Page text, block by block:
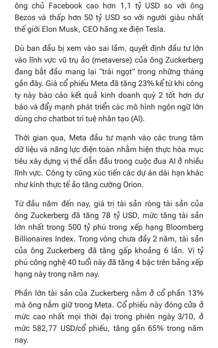
ông chủ Facebook cao hơn 1,1 tỷ USD so với ông
Bezos và thấp hơn 50 tỷ USD so với người giàu nhất
thế giới Elon Musk, CEO hãng xe điện Tesla.
Dù ban đầu bị xem vào sai lầm, quyết định đầu tư lớn
vào lĩnh vực vũ trụ ảo (metaverse) của ông Zuckerberg
đang bắt đầu mang lại “trái ngọt” trong những tháng
gần đây. Giá cổ phiếu Meta đã tăng 23% kể từ khi công
ty này báo cáo kết quả kinh doanh quý 2 tốt hơn dự
báo và đẩy mạnh phát triển các mô hình ngôn ngữ lớn
dùng cho chatbot trí tuệ nhân tạo (AI).
Thời gian qua, Meta đầu tư mạnh vào các trung tâm
dữ liệu và năng lực điện toán nhằm hiện thực hóa mục
tiêu xây dựng vị thế dẫn đầu trong cuộc đua AI ở nhiều
lĩnh vực. Công ty cũng xúc tiến các dự án dài hạn khác
như kính thực tế ảo tăng cường Orion.
Từ đầu năm đến nay, giá trị tài sản ròng tài sản của
ông Zuckerberg đã tăng 78 tỷ USD, mức tăng tài sản
lớn nhất trong 500 tỷ phú trong xếp hạng Bloomberg
Billionaires Index. Trong vòng chưa đầy 2 năm, tài sản
của ông Zuckerberg đã tăng gấp khoảng 6 lần. Vị tỷ
phú công nghệ 40 tuổi này đã tăng 4 bậc trên bảng xếp
hạng này trong năm nay.
Phần lớn tài sản của Zuckerberg nằm ở cổ phần 13%
mà ông nắm giữ trong Meta. Cổ phiếu này đóng cửa ở
mức cao nhất mọi thời đại trong phiên ngày 3/10, ở
mức 582,77 USD/cổ phiếu, tăng gần 65% trong năm
nay.